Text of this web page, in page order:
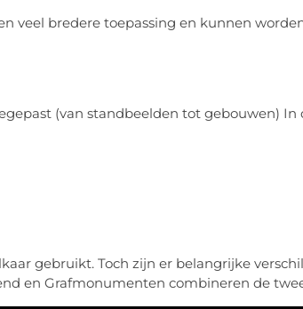
veel bredere toepassing en kunnen
(van standbeelden tot gebouwen)
gebruikt. Toch zijn er belangrijke
en Grafmonumenten combineren de